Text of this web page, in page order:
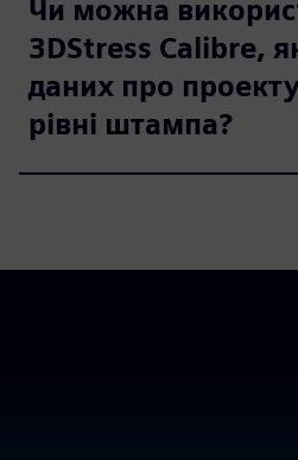
Чи можна
3DStress Calibre,
даних про
рівні штампа?